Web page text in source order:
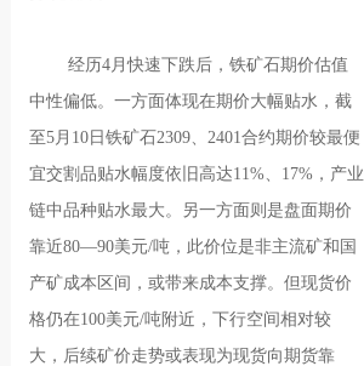
经历4月快速下跌后，铁矿石期价估值
中性偏低。一方面体现在期价大幅贴水，截
至5月10日铁矿石2309、2401合约期价较最便
宜交割品贴水幅度依旧高达11%、17%，产业
链中品种贴水最大。另一方面则是盘面期价
靠近80—90美元/吨，此价位是非主流矿和国
产矿成本区间，或带来成本支撑。但现货价
格仍在100美元/吨附近，下行空间相对较
大，后续矿价走势或表现为现货向期货靠